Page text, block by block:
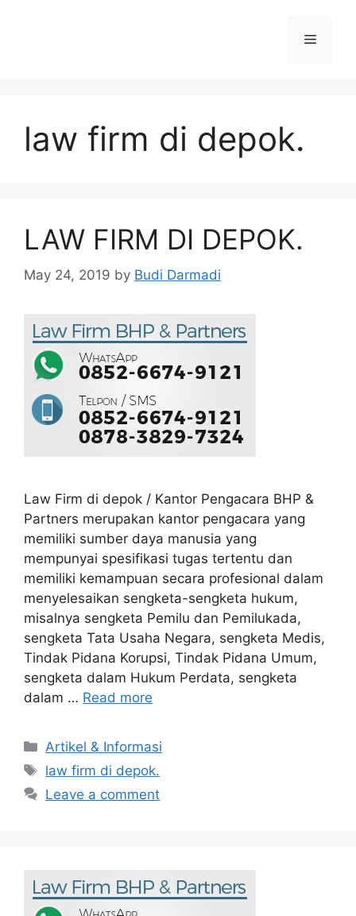
law firm di depok.
LAW FIRM DI DEPOK.
May 24, 2019 by Budi Darmadi
Law Firm di depok / Kantor Pengacara BHP &
Partners merupakan kantor pengacara yang
memiliki sumber daya manusia yang
mempunyai spesifikasi tugas tertentu dan
memiliki kemampuan secara profesional dalam
menyelesaikan sengketa-sengketa hukum,
misalnya sengketa Pemilu dan Pemilukada,
sengketa Tata Usaha Negara, sengketa Medis,
Tindak Pidana Korupsi, Tindak Pidana Umum,
sengketa dalam Hukum Perdata, sengketa
dalam … Read more
Artikel & Informasi
law firm di depok.
Leave a comment